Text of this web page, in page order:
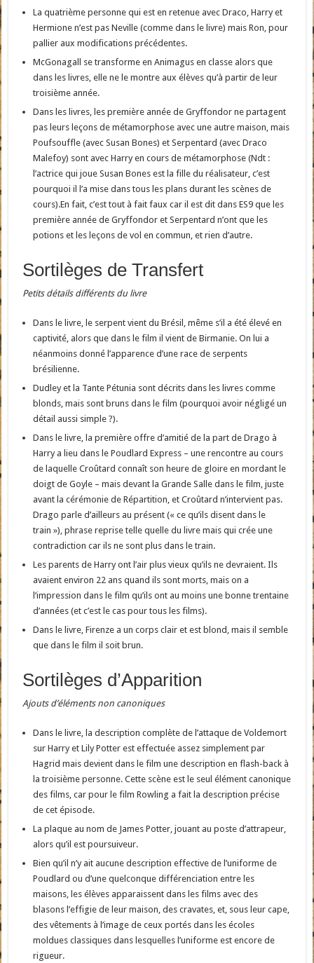
La quatrième personne qui est en retenue avec Draco, Harry et
Hermione n’est pas Neville (comme dans le livre) mais Ron, pour
pallier aux modifications précédentes.
McGonagall se transforme en Animagus en classe alors que
dans les livres, elle ne le montre aux élèves qu’à partir de leur
troisième année.
Dans les livres, les première année de Gryffondor ne partagent
pas leurs leçons de métamorphose avec une autre maison, mais
Poufsouffle (avec Susan Bones) et Serpentard (avec Draco
Malefoy) sont avec Harry en cours de métamorphose (Ndt :
l’actrice qui joue Susan Bones est la fille du réalisateur, c’est
pourquoi il l’a mise dans tous les plans durant les scènes de
cours).En fait, c’est tout à fait faux car il est dit dans ES9 que les
première année de Gryffondor et Serpentard n’ont que les
potions et les leçons de vol en commun, et rien d’autre.
Sortilèges de Transfert
Petits détails différents du livre
Dans le livre, le serpent vient du Brésil, même s’il a été élevé en
captivité, alors que dans le film il vient de Birmanie. On lui a
néanmoins donné l’apparence d’une race de serpents
brésilienne.
Dudley et la Tante Pétunia sont décrits dans les livres comme
blonds, mais sont bruns dans le film (pourquoi avoir négligé un
détail aussi simple ?).
Dans le livre, la première offre d’amitié de la part de Drago à
Harry a lieu dans le Poudlard Express – une rencontre au cours
de laquelle Croûtard connaît son heure de gloire en mordant le
doigt de Goyle – mais devant la Grande Salle dans le film, juste
avant la cérémonie de Répartition, et Croûtard n’intervient pas.
Drago parle d’ailleurs au présent (« ce qu’ils disent dans le
train »), phrase reprise telle quelle du livre mais qui crée une
contradiction car ils ne sont plus dans le train.
Les parents de Harry ont l’air plus vieux qu’ils ne devraient. Ils
avaient environ 22 ans quand ils sont morts, mais on a
l’impression dans le film qu’ils ont au moins une bonne trentaine
d’années (et c’est le cas pour tous les films).
Dans le livre, Firenze a un corps clair et est blond, mais il semble
que dans le film il soit brun.
Sortilèges d’Apparition
Ajouts d’éléments non canoniques
Dans le livre, la description complète de l’attaque de Voldemort
sur Harry et Lily Potter est effectuée assez simplement par
Hagrid mais devient dans le film une description en flash-back à
la troisième personne. Cette scène est le seul élément canonique
des films, car pour le film Rowling a fait la description précise
de cet épisode.
La plaque au nom de James Potter, jouant au poste d’attrapeur,
alors qu’il est poursuiveur.
Bien qu’il n’y ait aucune description effective de l’uniforme de
Poudlard ou d’une quelconque différenciation entre les
maisons, les élèves apparaissent dans les films avec des
blasons l’effigie de leur maison, des cravates, et, sous leur cape,
des vêtements à l’image de ceux portés dans les écoles
moldues classiques dans lesquelles l’uniforme est encore de
rigueur.